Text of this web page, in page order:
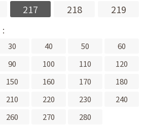
217 218 219
30 40 50
60
90 100 110
120
150 160 170
180
210 220 230
240
260 270 280